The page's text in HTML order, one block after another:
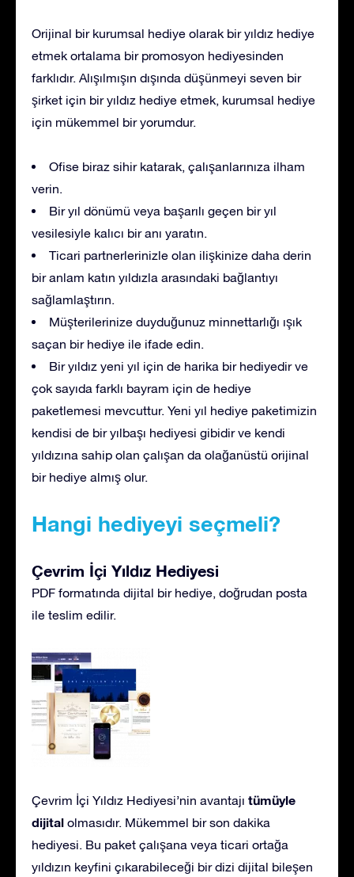
Orijinal bir kurumsal hediye olarak bir yıldız hediye
etmek ortalama bir promosyon hediyesinden
farklıdır. Alışılmışın dışında düşünmeyi seven bir
şirket için bir yıldız hediye etmek, kurumsal hediye
için mükemmel bir yorumdur.
Ofise biraz sihir katarak, çalışanlarınıza ilham
verin.
Bir yıl dönümü veya başarılı geçen bir yıl
vesilesiyle kalıcı bir anı yaratın.
Ticari partnerlerinizle olan ilişkinize daha derin
bir anlam katın yıldızla arasındaki bağlantıyı
sağlamlaştırın.
Müşterilerinize duyduğunuz minnettarlığı ışık
saçan bir hediye ile ifade edin.
Bir yıldız yeni yıl için de harika bir hediyedir ve
çok sayıda farklı bayram için de hediye
paketlemesi mevcuttur. Yeni yıl hediye paketimizin
kendisi de bir yılbaşı hediyesi gibidir ve kendi
yıldızına sahip olan çalışan da olağanüstü orijinal
bir hediye almış olur.
Hangi hediyeyi seçmeli?
Çevrim İçi Yıldız Hediyesi
PDF formatında dijital bir hediye, doğrudan posta
ile teslim edilir.
Çevrim İçi Yıldız Hediyesi’nin avantajı tümüyle
dijital olmasıdır. Mükemmel bir son dakika
hediyesi. Bu paket çalışana veya ticari ortağa
yıldızın keyfini çıkarabileceği bir dizi dijital bileşen